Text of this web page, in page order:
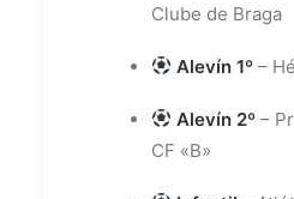
Clube de Braga
Alevín 1º –
Alevín 2º –
CF «B»